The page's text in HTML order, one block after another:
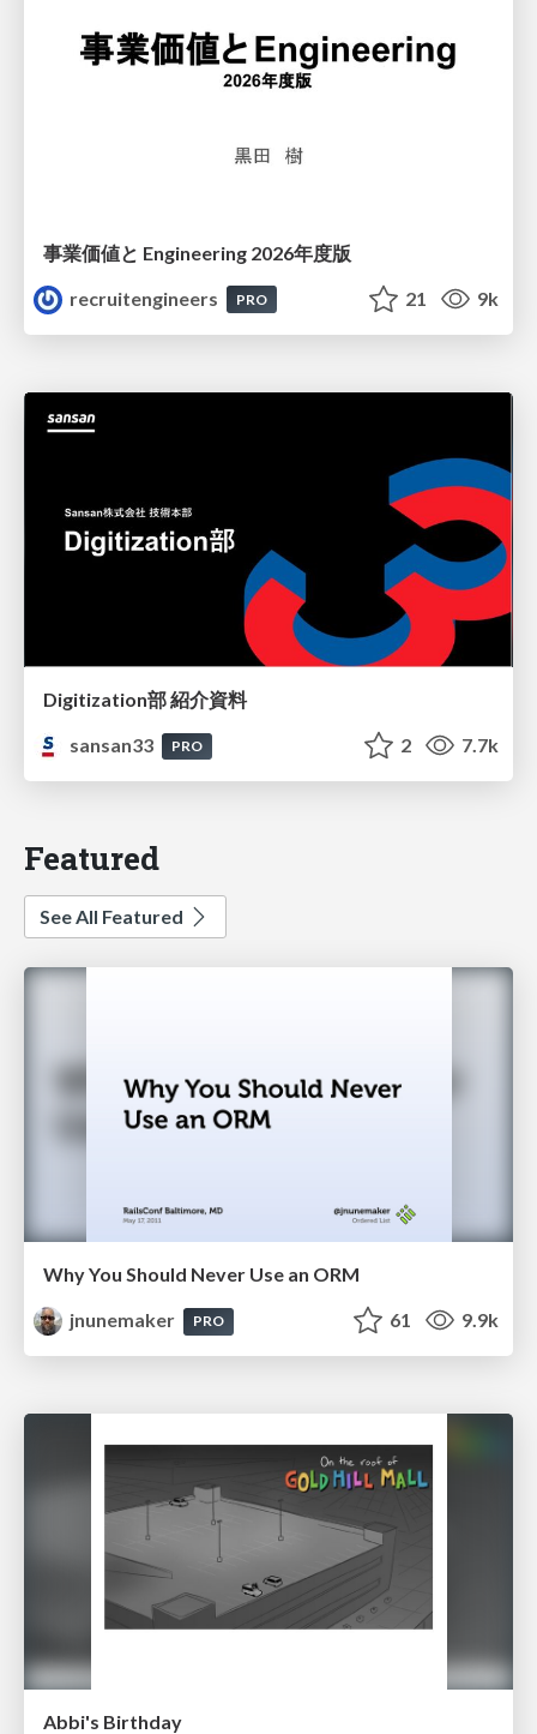
事業価値と Engineering 2026年度版
recruitengineers
PRO 21 9k
Digitization部 紹介資料
sansan33
PRO 2 7.7k
Featured
See All Featured
Why You Should Never Use an ORM
jnunemaker
PRO 61 9.9k
Abbi's Birthday